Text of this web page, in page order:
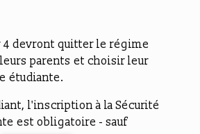
4 devront quitter le régime
parents et choisir leur
étudiante.
l'inscription à la Sécurité
est obligatoire - sauf